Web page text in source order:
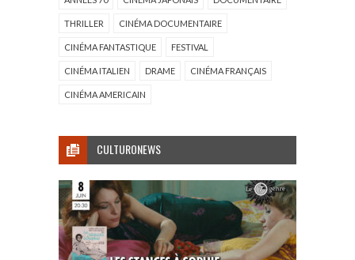
THRILLER CINÉMA DOCUMENTAIRE
CINÉMA FANTASTIQUE FESTIVAL
CINÉMA ITALIEN DRAME CINÉMA FRANÇAIS
CINÉMA AMERICAIN
CULTURONEWS